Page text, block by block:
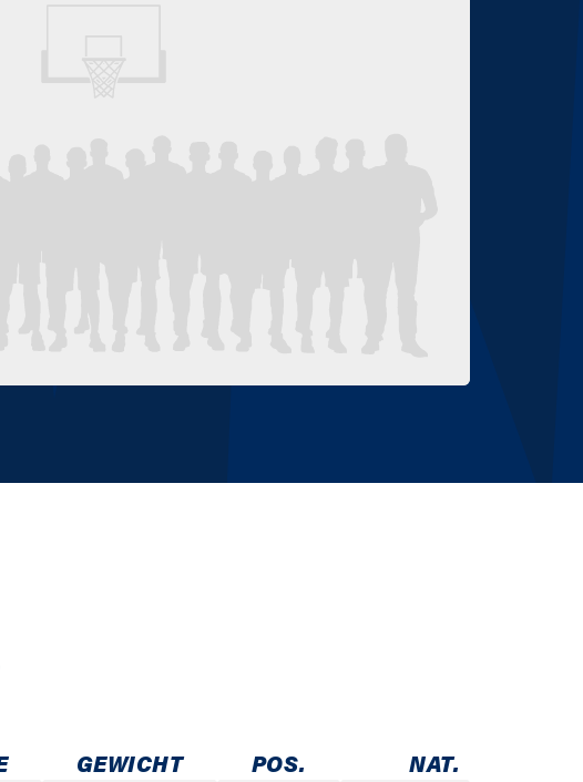
GEWICHT POS. NAT.